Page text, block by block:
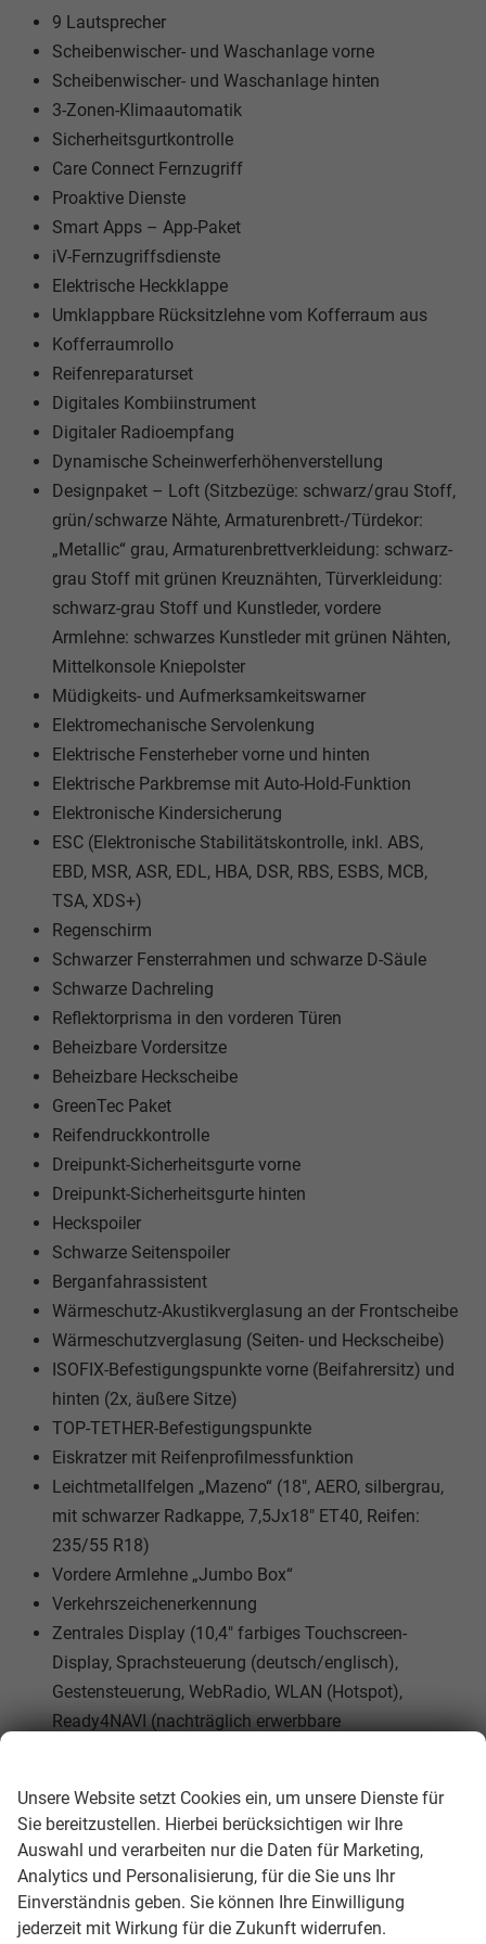
9 Lautsprecher
Scheibenwischer- und Waschanlage vorne
Scheibenwischer- und Waschanlage hinten
3-Zonen-Klimaautomatik
Sicherheitsgurtkontrolle
Care Connect Fernzugriff
Proaktive Dienste
Smart Apps – App-Paket
iV-Fernzugriffsdienste
Elektrische Heckklappe
Umklappbare Rücksitzlehne vom Kofferraum aus
Kofferraumrollo
Reifenreparaturset
Digitales Kombiinstrument
Digitaler Radioempfang
Dynamische Scheinwerferhöhenverstellung
Designpaket – Loft (Sitzbezüge: schwarz/grau Stoff,
grün/schwarze Nähte, Armaturenbrett-/Türdekor:
„Metallic“ grau, Armaturenbrettverkleidung: schwarz-
grau Stoff mit grünen Kreuznähten, Türverkleidung:
schwarz-grau Stoff und Kunstleder, vordere
Armlehne: schwarzes Kunstleder mit grünen Nähten,
Mittelkonsole Kniepolster
Müdigkeits- und Aufmerksamkeitswarner
Elektromechanische Servolenkung
Elektrische Fensterheber vorne und hinten
Elektrische Parkbremse mit Auto-Hold-Funktion
Elektronische Kindersicherung
ESC (Elektronische Stabilitätskontrolle, inkl. ABS,
EBD, MSR, ASR, EDL, HBA, DSR, RBS, ESBS, MCB,
TSA, XDS+)
Regenschirm
Schwarzer Fensterrahmen und schwarze D-Säule
Schwarze Dachreling
Reflektorprisma in den vorderen Türen
Beheizbare Vordersitze
Beheizbare Heckscheibe
GreenTec Paket
Reifendruckkontrolle
Dreipunkt-Sicherheitsgurte vorne
Dreipunkt-Sicherheitsgurte hinten
Heckspoiler
Schwarze Seitenspoiler
Berganfahrassistent
Wärmeschutz-Akustikverglasung an der Frontscheibe
Wärmeschutzverglasung (Seiten- und Heckscheibe)
ISOFIX-Befestigungspunkte vorne (Beifahrersitz) und
hinten (2x, äußere Sitze)
TOP-TETHER-Befestigungspunkte
Eiskratzer mit Reifenprofilmessfunktion
Leichtmetallfelgen „Mazeno“ (18", AERO, silbergrau,
mit schwarzer Radkappe, 7,5Jx18" ET40, Reifen:
235/55 R18)
Vordere Armlehne „Jumbo Box“
Verkehrszeichenerkennung
Zentrales Display (10,4" farbiges Touchscreen-
Display, Sprachsteuerung (deutsch/englisch),
Gestensteuerung, WebRadio, WLAN (Hotspot),
Ready4NAVI (nachträglich erwerbbare
LED-Ambientebeleuchtung
Airbags (Fahrer- und Beifahrer-Frontairbag (Beifahrer
abschaltbar), Vorhangairbags vorne und hinten,
Seitenairbags vorne (Fahrer/Beifahrer), mittlerer
Unsere Website setzt Cookies ein, um unsere Dienste für
Sie bereitzustellen. Hierbei berücksichtigen wir Ihre
Auswahl und verarbeiten nur die Daten für Marketing,
Analytics und Personalisierung, für die Sie uns Ihr
Einverständnis geben. Sie können Ihre Einwilligung
jederzeit mit Wirkung für die Zukunft widerrufen.